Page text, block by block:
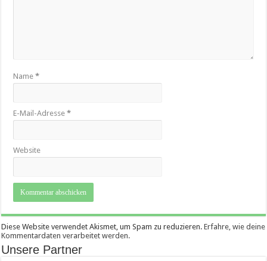
Name*
E-Mail-Adresse*
Website
Diese Website verwendet Akismet, um Spam zu reduzieren.Erfahre, wie deine
Kommentardaten verarbeitet werden.
Unsere Partner